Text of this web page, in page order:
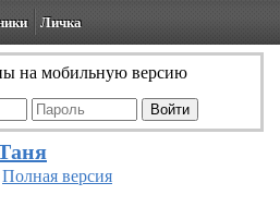
Личка
на мобильную версию
Полная версия